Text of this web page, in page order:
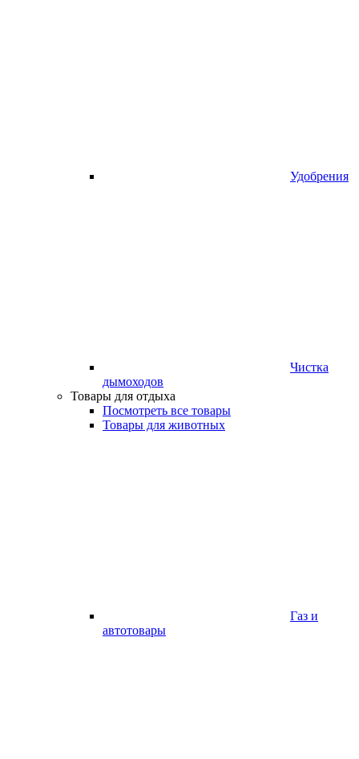
Удобрения
Чистка
дымоходов
Товары для отдыха
Посмотреть все товары
Товары для животных
Газ и
автотовары